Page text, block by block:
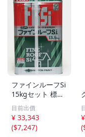
ファインルーフSi
15kgセット 標準
色 【メーカー直
送便/代引不可】
日本ペイント 屋
根用 塗料 Z03
目前出價
¥ 33,343
($7,247)
(